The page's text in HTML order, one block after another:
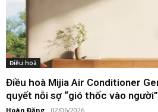
5200W, mặt kính 6 lớp
Hoàn Đặng -29/04/2026
Điều hoà
Điều hoà Mijia Air Conditioner
quyết nỗi sợ “gió thốc vào người”
Hoàn Đặng - 02/06/2026